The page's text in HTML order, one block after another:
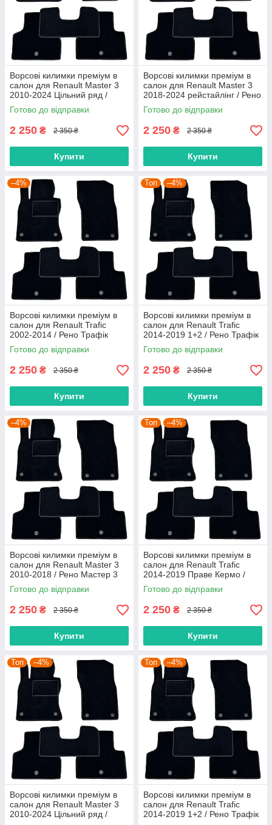
Ворсові килимки преміум в
салон для Renault Master 3
2010-2024 Цільний ряд /
Рено Мастер 3 килимки
Готово до відправки
2 250 ₴ 2 350 ₴
Купити
Ворсові килимки преміум в
салон для Renault Master 3
2018-2024 рейстайлінг / Рено
Мастер 3 килимки
Готово до відправки
2 250 ₴ 2 350 ₴
Купити
–4%
Ворсові килимки преміум в
салон для Renault Trafic
2002-2014 / Рено Трафік
килимки
Готово до відправки
2 250 ₴ 2 350 ₴
Купити
Топ –4%
Ворсові килимки преміум в
салон для Renault Trafic
2014-2019 1+2 / Рено Трафік
килимки
Готово до відправки
2 250 ₴ 2 350 ₴
Купити
–4%
Ворсові килимки преміум в
салон для Renault Master 3
2010-2018 / Рено Мастер 3
килимки
Готово до відправки
2 250 ₴ 2 350 ₴
Купити
Топ –4%
Ворсові килимки преміум в
салон для Renault Trafic
2014-2019 Праве Кермо /
Рено Трафік килимки
Готово до відправки
2 250 ₴ 2 350 ₴
Купити
Топ –4%
Ворсові килимки преміум в
салон для Renault Master 3
2010-2024 Цільний ряд /
Топ –4%
Ворсові килимки преміум в
салон для Renault Trafic
2014-2019 1+2 / Рено Трафік